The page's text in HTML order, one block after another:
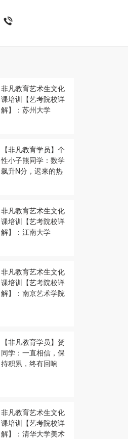
非凡教育艺术生文化
课培训【艺考院校详
解】：苏州大学
【非凡教育学员】个
性小子熊同学：数学
飙升N分，迟来的热
非凡教育艺术生文化
课培训【艺考院校详
解】：江南大学
非凡教育艺术生文化
课培训【艺考院校详
解】：南京艺术学院
【非凡教育学员】贺
同学：一直相信，保
持积累，终有回响
非凡教育艺术生文化
课培训【艺考院校详
解】：清华大学美术